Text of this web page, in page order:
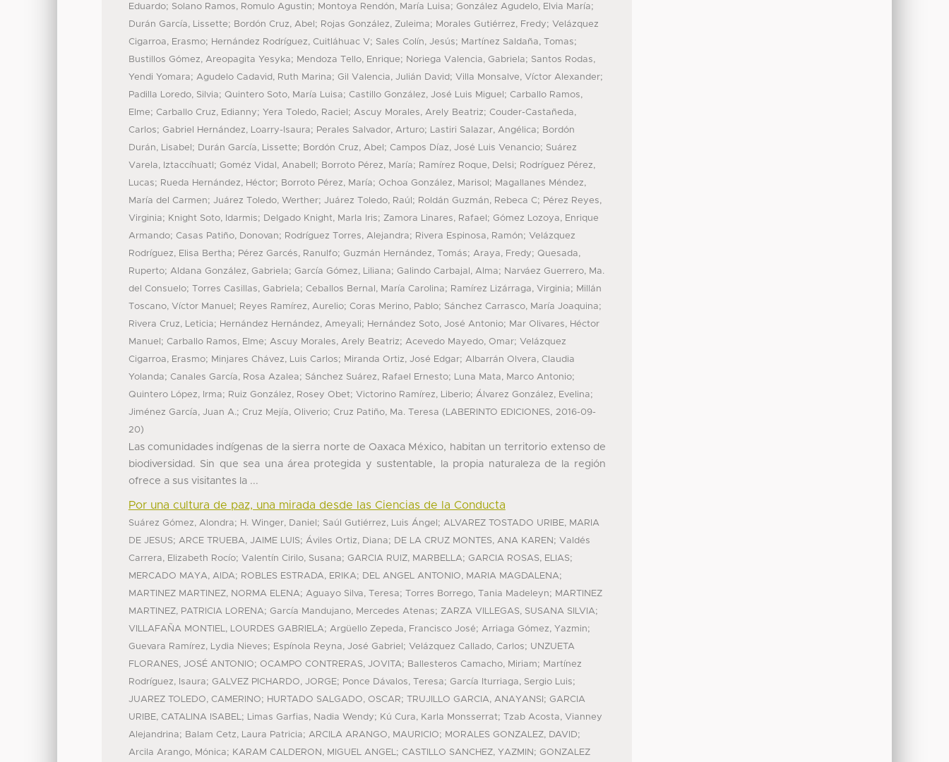
Eduardo; Solano Ramos, Romulo Agustin; Montoya Rendón, María Luisa; González Agudelo, Elvia María;
Durán García, Lissette; Bordón Cruz, Abel ; Rojas González, Zuleima; Morales Gutiérrez, Fredy; Velázquez
Cigarroa, Erasmo; Hernández Rodríguez, Cuitláhuac V; Sales Colín, Jesús; Martínez Saldaña, Tomas;
Bustillos Gómez, Areopagita Yesyka; Mendoza Tello, Enrique; Noriega Valencia, Gabriela; Santos Rodas,
Yendi Yomara; Agudelo Cadavid, Ruth Marina; Gil Valencia, Julián David; Villa Monsalve, Víctor Alexander;
Padilla Loredo, Silvia; Quintero Soto, María Luisa; Castillo González, José Luis Miguel ; Carballo Ramos,
Elme; Carballo Cruz, Edianny; Yera Toledo, Raciel ; Ascuy Morales, Arely Beatriz; Couder-Castañeda,
Carlos; Gabriel Hernández, Loarry-Isaura; Perales Salvador, Arturo; Lastiri Salazar, Angélica; Bordón
Durán, Lisabel ; Durán García, Lissette; Bordón Cruz, Abel ; Campos Díaz, José Luis Venancio; Suárez
Varela, Iztaccíhuatl ; Goméz Vidal, Anabell ; Borroto Pérez, María; Ramírez Roque, Delsi; Rodríguez Pérez,
Lucas; Rueda Hernández, Héctor; Borroto Pérez, María; Ochoa González, Marisol ; Magallanes Méndez,
María del Carmen; Juárez Toledo, Werther; Juárez Toledo, Raúl ; Roldán Guzmán, Rebeca C; Pérez Reyes,
Virginia; Knight Soto, Idarmis; Delgado Knight, Marla Iris; Zamora Linares, Rafael ; Gómez Lozoya, Enrique
Armando; Casas Patiño, Donovan; Rodríguez Torres, Alejandra; Rivera Espinosa, Ramón; Velázquez
Rodríguez, Elisa Bertha; Pérez Garcés, Ranulfo; Guzmán Hernández, Tomás; Araya, Fredy; Quesada,
Ruperto; Aldana González, Gabriela; García Gómez, Liliana; Galindo Carbajal, Alma; Narváez Guerrero, Ma.
del Consuelo; Torres Casillas, Gabriela; Ceballos Bernal, María Carolina; Ramírez Lizárraga, Virginia; Millán
Toscano, Víctor Manuel ; Reyes Ramírez, Aurelio; Coras Merino, Pablo; Sánchez Carrasco, María Joaquina;
Rivera Cruz, Leticia; Hernández Hernández, Ameyali; Hernández Soto, José Antonio; Mar Olivares, Héctor
Manuel ; Carballo Ramos, Elme; Ascuy Morales, Arely Beatriz; Acevedo Mayedo, Omar; Velázquez
Cigarroa, Erasmo; Minjares Chávez, Luis Carlos; Miranda Ortiz, José Edgar; Albarrán Olvera, Claudia
Yolanda; Canales García, Rosa Azalea; Sánchez Suárez, Rafael Ernesto; Luna Mata, Marco Antonio;
Quintero López, Irma; Ruiz González, Rosey Obet; Victorino Ramírez, Liberio; Álvarez González, Evelina;
Jiménez García, Juan A.; Cruz Mejía, Oliverio; Cruz Patiño, Ma. Teresa ( LABERINTO EDICIONES, 2016-09-
20)
Las comunidades indígenas de la sierra norte de Oaxaca México, habitan un territorio extenso de
biodiversidad. Sin que sea una área protegida y sustentable, la propia naturaleza de la región
ofrece a sus visitantes la ...
Por una cultura de paz, una mirada desde las Ciencias de la Conducta
Suárez Gómez, Alondra; H. Winger, Daniel ; Saúl Gutiérrez, Luis Ángel ; ALVAREZ TOSTADO URIBE, MARIA
DE JESUS; ARCE TRUEBA, JAIME LUIS; Áviles Ortiz, Diana; DE LA CRUZ MONTES, ANA KAREN ; Valdés
Carrera, Elizabeth Rocío; Valentín Cirilo, Susana; GARCIA RUIZ, MARBELLA; GARCIA ROSAS, ELIAS;
MERCADO MAYA, AIDA; ROBLES ESTRADA, ERIKA; DEL ANGEL ANTONIO, MARIA MAGDALENA;
MARTINEZ MARTINEZ, NORMA ELENA; Aguayo Silva, Teresa; Torres Borrego, Tania Madeleyn; MARTINEZ
MARTINEZ, PATRICIA LORENA; García Mandujano, Mercedes Atenas; ZARZA VILLEGAS, SUSANA SILVIA;
VILLAFAÑA MONTIEL, LOURDES GABRIELA; Argüello Zepeda, Francisco José; Arriaga Gómez, Yazmin;
Guevara Ramírez, Lydia Nieves; Espínola Reyna, José Gabriel ; Velázquez Callado, Carlos; UNZUETA
FLORANES, JOSÉ ANTONIO; OCAMPO CONTRERAS, JOVITA; Ballesteros Camacho, Miriam; Martínez
Rodríguez, Isaura; GALVEZ PICHARDO, JORGE; Ponce Dávalos, Teresa; García Iturriaga, Sergio Luis;
JUAREZ TOLEDO, CAMERINO; HURTADO SALGADO, OSCAR; TRUJILLO GARCIA, ANAYANSI ; GARCIA
URIBE, CATALINA ISABEL; Limas Garfias, Nadia Wendy; Kú Cura, Karla Monsserrat;
Tzab Acosta, Vianney
Alejandrina; Balam Cetz, Laura Patricia; ARCILA ARANGO, MAURICIO; MORALES GONZALEZ, DAVID;
Arcila Arango, Mónica; KARAM CALDERON, MIGUEL ANGEL; CASTILLO SANCHEZ, YAZMIN ; GONZALEZ